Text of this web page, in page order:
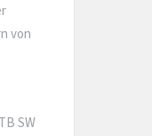
von
SW